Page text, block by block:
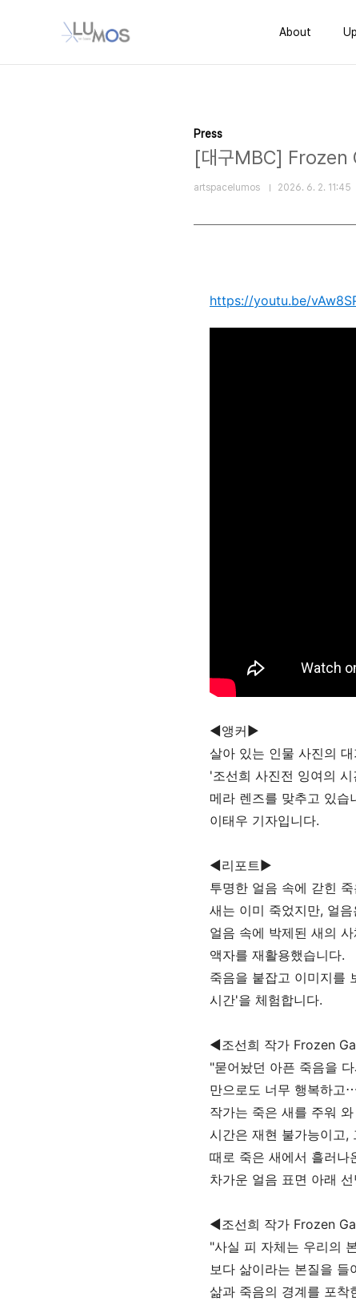
About
Press
[대구MBC] Frozen
artspacelumos 2026. 6. 2. 11:45
https://youtu.be/
◀앵커▶
살아 있는 인물 사진의
'조선희 사진전 잉여의
메라 렌즈를 맞추고 있습
이태우 기자입니다.
◀리포트▶
투명한 얼음 속에 갇힌
새는 이미 죽었지만, 얼
얼음 속에 박제된 새의
액자를 재활용했습니다.
죽음을 붙잡고 이미지를
시간'을 체험합니다.
◀조선희 작가 Frozen
"묻어놨던 아픈 죽음을
만으로도 너무 행복하고
작가는 죽은 새를 주워
시간은 재현 불가능이고,
때로 죽은 새에서 흘러나
차가운 얼음 표면 아래
◀조선희 작가 Frozen
"사실 피 자체는 우리의
보다 삶이라는 본질을 들
삶과 죽음의 경계를 포착